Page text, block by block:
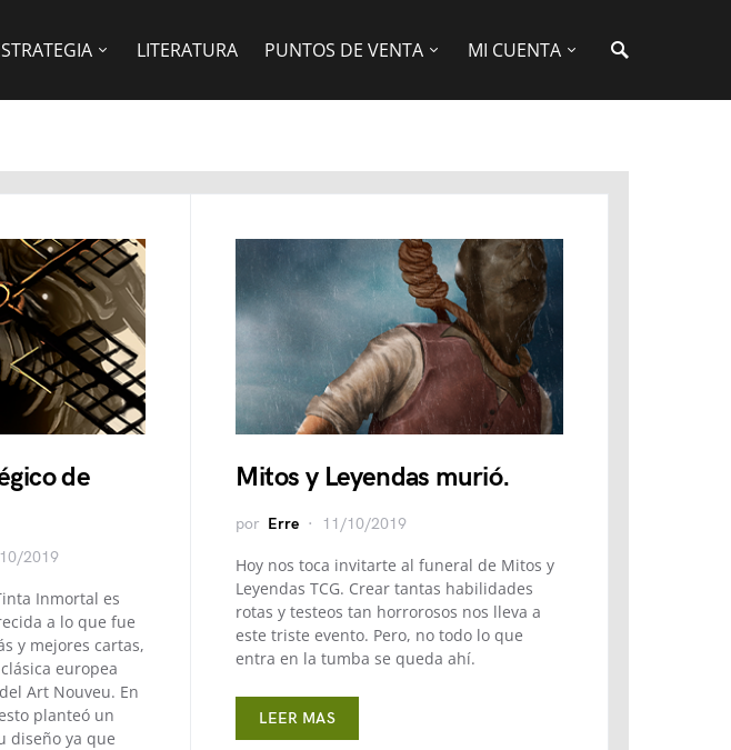
LITERATURA PUNTOS DE VENTA MI CUENTA
de
2019
Inmortal es
a lo que fue
y mejores cartas,
europea
Art Nouveu. En
planteó un
diseño ya que
Mitos y Leyendas murió.
por Erre 11/10/2019
Hoy nos toca invitarte al funeral de Mitos y
Leyendas TCG. Crear tantas habilidades
rotas y testeos tan horrorosos nos lleva a
este triste evento. Pero, no todo lo que
entra en la tumba se queda ahí.
LEER MAS